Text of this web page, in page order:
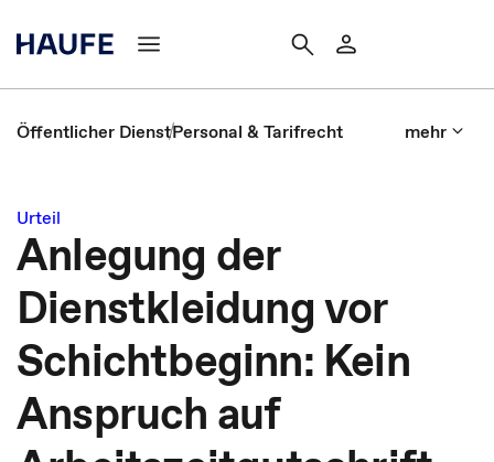
Öffentlicher DienstPersonal & Tarifrecht mehr
Urteil
Anlegung der
Dienstkleidung vor
Schichtbeginn: Kein
Anspruch auf